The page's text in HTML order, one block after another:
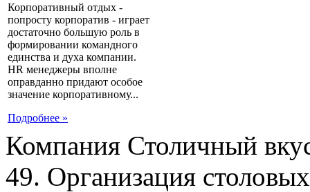
Корпоративный отдых -
попросту корпоратив - играет
достаточно большую роль в
формировании командного
единства и духа компании.
HR менеджеры вполне
оправданно придают особое
значение корпоративному...
Подробнее »
Компания Столичный
49. Организация